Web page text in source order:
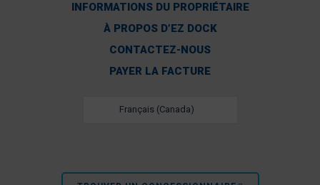
INFORMATIONS DU PROPRIÉTAIRE
À PROPOS D’EZ DOCK
CONTACTEZ-NOUS
PAYER LA FACTURE
Français (Canada)